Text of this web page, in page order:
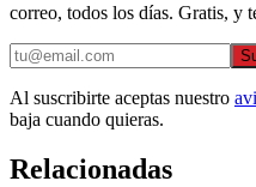
correo, todos los días. Gratis, y
Al suscribirte aceptas nuestro
baja cuando quieras.
Relacionadas